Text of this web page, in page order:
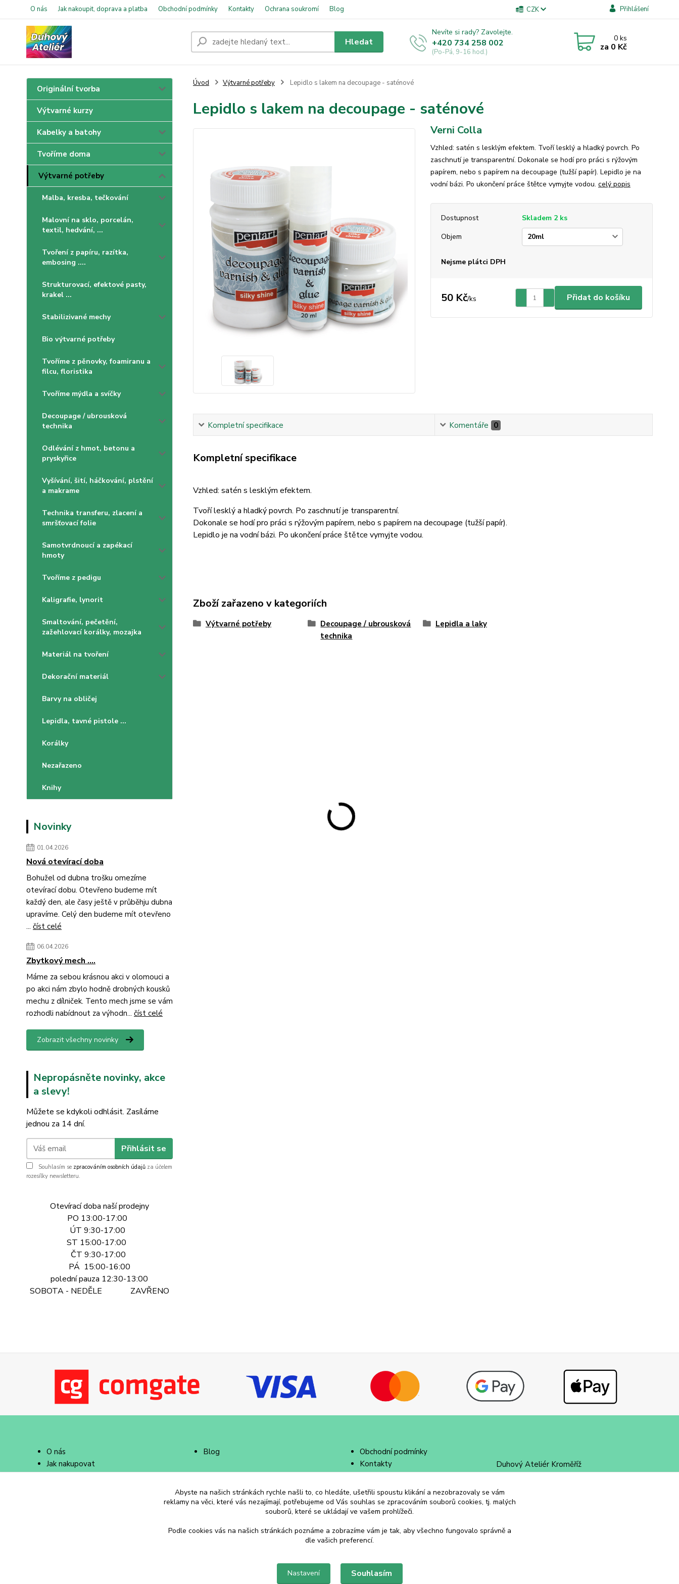
O nás Jak nakoupit, doprava a platba Obchodní podmínky Kontakty Ochrana soukromí Blog CZK Přihlášení
Hledat
Nevíte si rady? Zavolejte.
+420 734 258 002
(Po-Pá, 9-16 hod.)
0ks
za 0 Kč
Originální tvorba
Výtvarné kurzy
Kabelky a batohy
Tvoříme doma
Výtvarné potřeby
Malba, kresba, tečkování
Malovní na sklo, porcelán,
textil, hedvání, ...
Tvoření z papíru, razítka,
embosing ....
Strukturovací, efektové pasty,
krakel ...
Stabilizivané mechy
Bio výtvarné potřeby
Tvoříme z pěnovky, foamiranu a
filcu, floristika
Tvoříme mýdla a svíčky
Decoupage / ubrousková
technika
Odlévání z hmot, betonu a
pryskyřice
Vyšívání, šití, háčkování, plstění
a makrame
Technika transferu, zlacení a
smršťovací folie
Samotvrdnoucí a zapékací
hmoty
Tvoříme z pedigu
Kaligrafie, lynorit
Smaltování, pečetění,
zažehlovací korálky, mozajka
Materiál na tvoření
Dekorační materiál
Barvy na obličej
Lepidla, tavné pistole ...
Korálky
Nezařazeno
Knihy
Novinky
01.04.2026
Nová otevírací doba
Bohužel od dubna trošku omezíme
otevírací dobu. Otevřeno budeme mít
každý den, ale časy ještě v průběhju dubna
upravíme. Celý den budeme mít otevřeno
... číst celé
06.04.2026
Zbytkový mech ....
Máme za sebou krásnou akci v olomouci a
po akci nám zbylo hodně drobných kousků
mechu z dílniček. Tento mech jsme se vám
rozhodli nabídnout za výhodn... číst celé
Zobrazit všechny novinky
Nepropásněte novinky, akce
a slevy!
Můžete se kdykoli odhlásit. Zasíláme
jednou za 14 dní.
Přihlásit se
Souhlasím se zpracováním osobních údajů za účelem
rozesílky newsletteru.
Otevírací doba naší prodejny
PO 13:00-17:00
ÚT 9:30-17:00
ST 15:00-17:00
ČT 9:30-17:00
PÁ 15:00-16:00
polední pauza 12:30-13:00
SOBOTA - NEDĚLE ZAVŘENO
Úvod Výtvarné potřeby Lepidlo s lakem na decoupage - saténové
Lepidlo s lakem na decoupage - saténové
Verni Colla
Vzhled: satén s lesklým efektem. Tvoří lesklý a hladký povrch. Po
zaschnutí je transparentní. Dokonale se hodí pro práci s rýžovým
papírem, nebo s papírem na decoupage (tužší papír). Lepidlo je na
vodní bázi. Po ukončení práce štětce vymyjte vodou. celý popis
Dostupnost
Skladem 2 ks
Objem
Nejsme plátci DPH
50 Kč/ks Přidat do košíku
Kompletní specifikace Komentáře 0
Kompletní specifikace
Vzhled: satén s lesklým efektem.
Tvoří lesklý a hladký povrch. Po zaschnutí je transparentní.
Dokonale se hodí pro práci s rýžovým papírem, nebo s papírem na decoupage (tužší papír).
Lepidlo je na vodní bázi. Po ukončení práce štětce vymyjte vodou.
Zboží zařazeno v kategoriích
Výtvarné potřeby
Decoupage / ubrousková
technika
Lepidla a laky
O nás
Jak nakupovat
Doprava a platba
Blog
Obchodní podmínky
Kontakty
Duhový Ateliér Kroměříž
+420 734 258 002
Abyste na našich stránkách rychle našli to, co hledáte, ušetřili spoustu klikání a nezobrazovaly se vám
reklamy na věci, které vás nezajímají, potřebujeme od Vás souhlas se zpracováním souborů cookies, tj. malých
souborů, které se ukládají ve vašem prohlížeči.
Podle cookies vás na našich stránkách poznáme a zobrazíme vám je tak, aby všechno fungovalo správně a
dle vašich preferencí.
Nastavení Souhlasím